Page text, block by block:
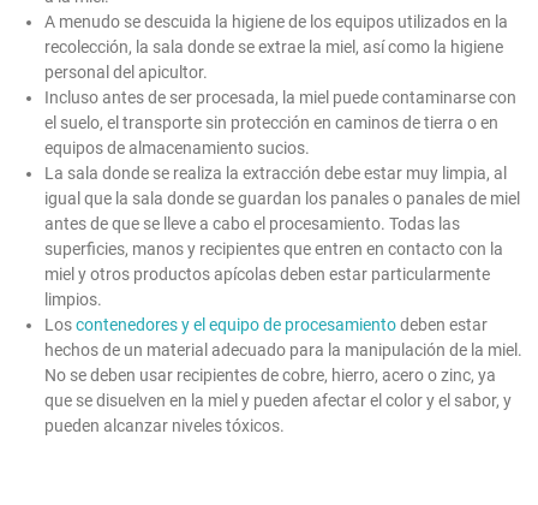
A menudo se descuida la higiene de los equipos utilizados en la
recolección, la sala donde se extrae la miel, así como la higiene
personal del apicultor.
Incluso antes de ser procesada, la miel puede contaminarse con
el suelo, el transporte sin protección en caminos de tierra o en
equipos de almacenamiento sucios.
La sala donde se realiza la extracción debe estar muy limpia, al
igual que la sala donde se guardan los panales o panales de miel
antes de que se lleve a cabo el procesamiento. Todas las
superficies, manos y recipientes que entren en contacto con la
miel y otros productos apícolas deben estar particularmente
limpios.
Loscontenedores y el equipo de procesamientodeben estar
hechos de un material adecuado para la manipulación de la miel.
No se deben usar recipientes de cobre, hierro, acero o zinc, ya
que se disuelven en la miel y pueden afectar el color y el sabor, y
pueden alcanzar niveles tóxicos.